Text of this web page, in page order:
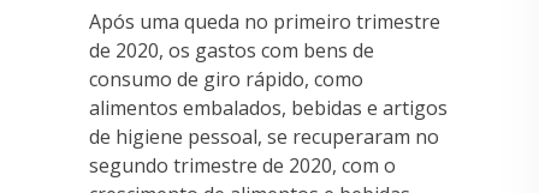
Após uma queda no primeiro trimestre
de 2020, os gastos com bens de
consumo de giro rápido, como
alimentos embalados, bebidas e artigos
de higiene pessoal, se recuperaram no
segundo trimestre de 2020, com o